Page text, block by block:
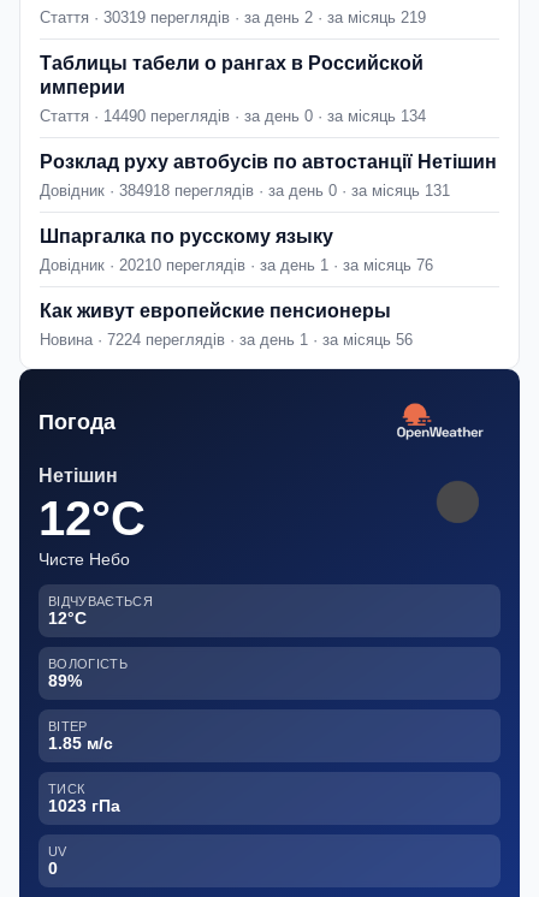
Стаття · 30319 переглядів · за день 2 · за місяць 219
Таблицы табели о рангах в Российской
империи
Стаття · 14490 переглядів · за день 0 · за місяць 134
Розклад руху автобусів по автостанції Нетішин
Довідник · 384918 переглядів · за день 0 · за місяць 131
Шпаргалка по русскому языку
Довідник · 20210 переглядів · за день 1 · за місяць 76
Как живут европейские пенсионеры
Новина · 7224 переглядів · за день 1 · за місяць 56
Погода
Нетішин
12°C
Чисте Небо
ВІДЧУВАЄТЬСЯ
12°C
ВОЛОГІСТЬ
89%
ВІТЕР
1.85 м/с
ТИСК
1023 гПа
UV
0